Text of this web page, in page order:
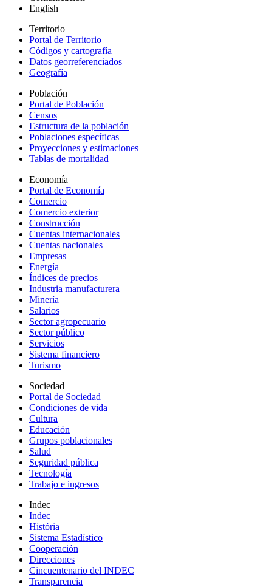
English
Territorio
Portal de Territorio
Códigos y cartografía
Datos georreferenciados
Geografía
Población
Portal de Población
Censos
Estructura de la población
Poblaciones específicas
Proyecciones y estimaciones
Tablas de mortalidad
Economía
Portal de Economía
Comercio
Comercio exterior
Construcción
Cuentas internacionales
Cuentas nacionales
Empresas
Energía
Índices de precios
Industria manufacturera
Minería
Salarios
Sector agropecuario
Sector público
Servicios
Sistema financiero
Turismo
Sociedad
Portal de Sociedad
Condiciones de vida
Cultura
Educación
Grupos poblacionales
Salud
Seguridad pública
Tecnología
Trabajo e ingresos
Indec
Indec
História
Sistema Estadístico
Cooperación
Direcciones
Cincuentenario del INDEC
Transparencia